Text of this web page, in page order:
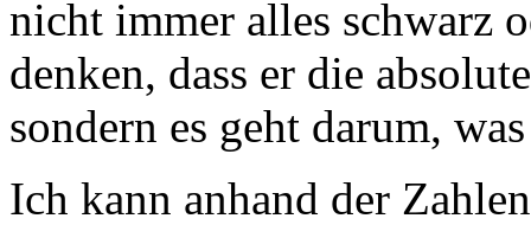
nicht immer alles schwarz
denken, dass er die
sondern es geht darum,
Ich kann anhand der